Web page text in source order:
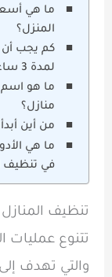
ما هي
المنزل؟
كم يجب أن
لمدة 3 ساعات؟
ما هو
منازل؟
من أين
ما هي
في تنظيف
تنظيف
تتنوع عمليات
والتي تهدف